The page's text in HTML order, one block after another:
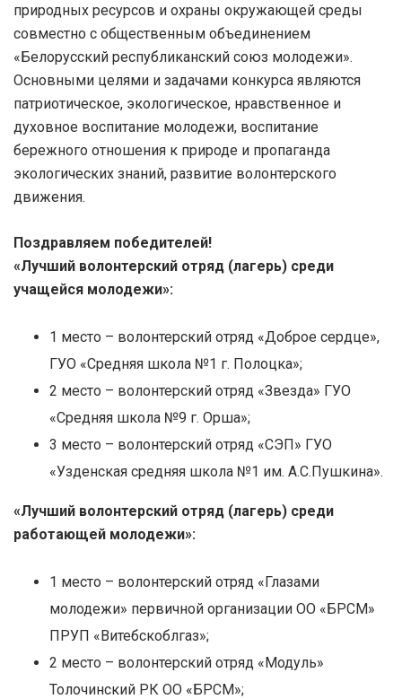
природных ресурсов и охраны окружающей среды
совместно с общественным объединением
«Белорусский республиканский союз молодежи».
Основными целями и задачами конкурса являются
патриотическое, экологическое, нравственное и
духовное воспитание молодежи, воспитание
бережного отношения к природе и пропаганда
экологических знаний, развитие волонтерского
движения.
Поздравляем победителей!
«Лучший волонтерский отряд (лагерь) среди
учащейся молодежи»:
1 место – волонтерский отряд «Доброе сердце»,
ГУО «Средняя школа №1 г. Полоцка»;
2 место – волонтерский отряд «Звезда» ГУО
«Средняя школа №9 г. Орша»;
3 место – волонтерский отряд «СЭП» ГУО
«Узденская средняя школа №1 им. А.С.Пушкина».
«Лучший волонтерский отряд (лагерь) среди
работающей молодежи»:
1 место – волонтерский отряд «Глазами
молодежи» первичной организации ОО «БРСМ»
ПРУП «Витебскоблгаз»;
2 место – волонтерский отряд «Модуль»
Толочинский РК ОО «БРСМ»;